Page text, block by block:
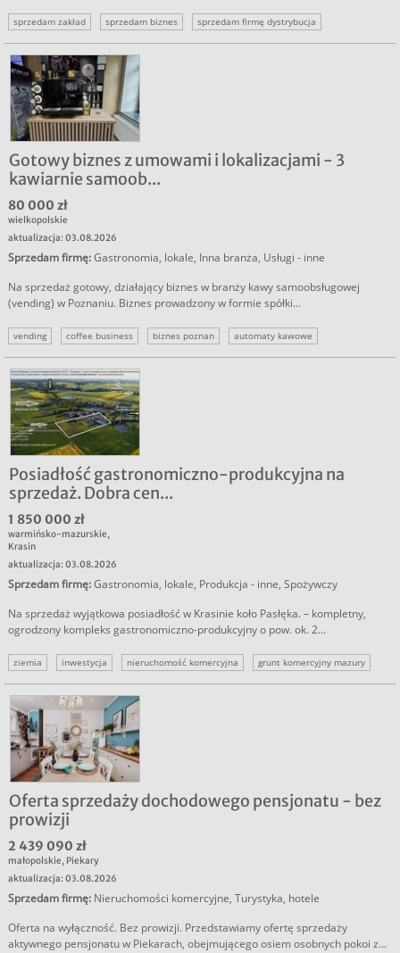
sprzedam zakład sprzedam biznes sprzedam firmę dystrybucja
Gotowy biznes z umowami i lokalizacjami - 3
kawiarnie samoob...
80 000 zł
wielkopolskie
aktualizacja: 03.08.2026
Sprzedam firmę:Gastronomia, lokale, Inna branża, Usługi - inne
Na sprzedaż gotowy, działający biznes w branży kawy samoobsługowej
(vending) w Poznaniu. Biznes prowadzony w formie spółki...
vending coffee business biznes poznan
automaty kawowe
gastronomia
kawa samoobsługowa
Posiadłość gastronomiczno-produkcyjna na
sprzedaż. Dobra cen...
1 850 000 zł
warmińsko-mazurskie,
Krasin
aktualizacja: 03.08.2026
Sprzedam firmę:Gastronomia, lokale, Produkcja - inne, Spożywczy
Na sprzedaż wyjątkowa posiadłość w Krasinie koło Pasłęka. – kompletny,
ogrodzony kompleks gastronomiczno-produkcyjny o pow. ok. 2...
ziemia inwestycja nieruchomość komercyjna
grunt komercyjny mazury
grunt produkcja
nieruchomość gastronomia turystyka
Oferta sprzedaży dochodowego pensjonatu - bez
prowizji
2 439 090 zł
małopolskie, Piekary
aktualizacja: 03.08.2026
Sprzedam firmę: Nieruchomości komercyjne, Turystyka, hotele
Oferta na wyłączność. Bez prowizji. Przedstawiamy ofertę sprzedaży
aktywnego pensjonatu w Piekarach, obejmującego osiem osobnych pokoi z...